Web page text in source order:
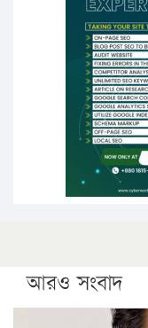
উচ্চশিক্ষায়
পিএইচডি করছেন
সারা দেশে
কঠোর হচ্ছে
ফরিদগঞ্জে আগুনে
আরও সংবাদ